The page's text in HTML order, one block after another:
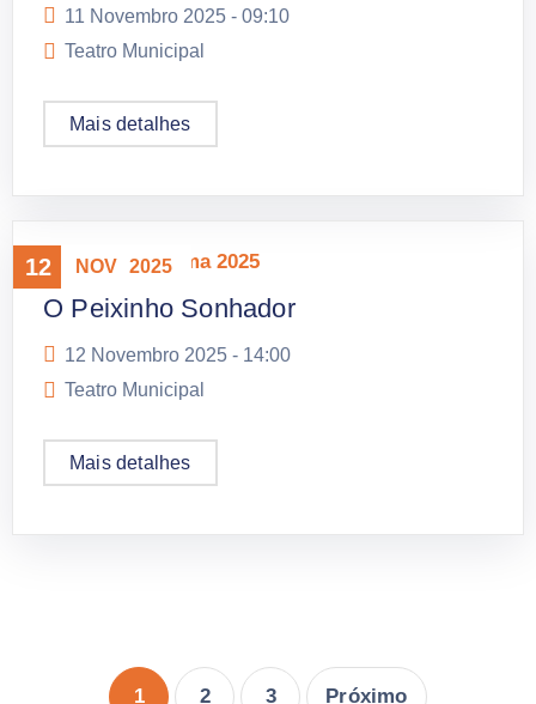
11 Novembro 2025 - 09:10
Teatro Municipal
Mais detalhes
12 NOV 2025
Mostra Panorama 2025
O Peixinho Sonhador
12 Novembro 2025 - 14:00
Teatro Municipal
Mais detalhes
1 2 3 Próximo